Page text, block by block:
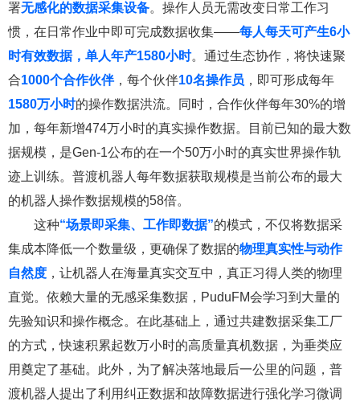
署无感化的数据采集设备。操作人员无需改变日常工作习
惯，在日常作业中即可完成数据收集——每人每天可产生6小
时有效数据，单人年产1580小时。通过生态协作，将快速聚
合1000个合作伙伴，每个伙伴10名操作员 ，即可形成每年
1580万小时的操作数据洪流。同时，合作伙伴每年30%的增
加，每年新增474万小时的真实操作数据。目前已知的最大数
据规模，是Gen-1公布的在一个50万小时的真实世界操作轨
迹上训练。普渡机器人每年数据获取规模是当前公布的最大
的机器人操作数据规模的58倍。
这种“场景即采集、工作即数据”的模式，不仅将数据采
集成本降低一个数量级，更确保了数据的物理真实性与动作
自然度 ，让机器人在海量真实交互中，真正习得人类的物理
直觉。依赖大量的无感采集数据，PuduFM会学习到大量的
先验知识和操作概念。在此基础上，通过共建数据采集工厂
的方式，快速积累起数万小时的高质量真机数据，为垂类应
用奠定了基础。此外，为了解决落地最后一公里的问题，普
渡机器人提出了利用纠正数据和故障数据进行强化学习微调